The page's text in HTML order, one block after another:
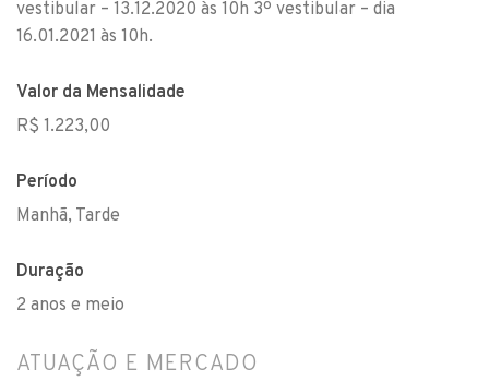
vestibular – 13.12.2020 às 10h 3º vestibular – dia
16.01.2021 às 10h.
Valor da Mensalidade
R$ 1.223,00
Período
Manhã, Tarde
Duração
2 anos e meio
ATUAÇÃO E MERCADO